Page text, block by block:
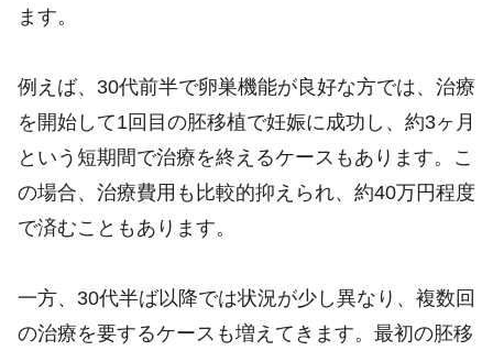
ます。
例えば、30代前半で卵巣機能が良好な方では、治療
を開始して1回目の胚移植で妊娠に成功し、約3ヶ月
という短期間で治療を終えるケースもあります。こ
の場合、治療費用も比較的抑えられ、約40万円程度
で済むこともあります。
一方、30代半ば以降では状況が少し異なり、複数回
の治療を要するケースも増えてきます。最初の胚移